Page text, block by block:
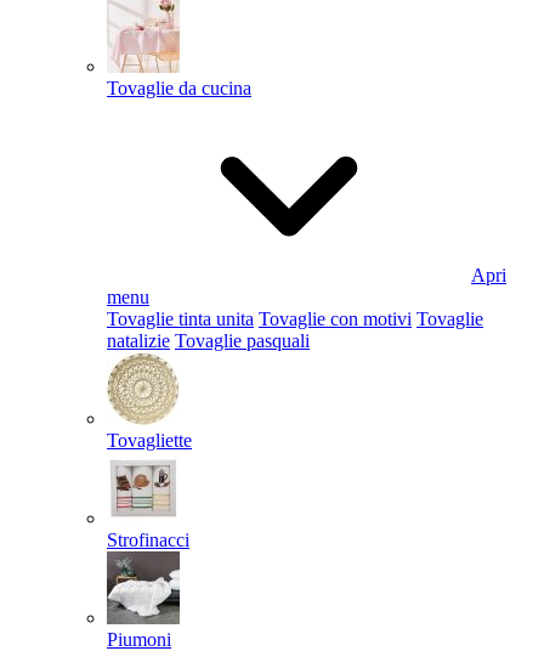
Tovaglie da cucina
Apri
menu
Tovaglie tinta unita Tovaglie con motivi Tovaglie
natalizie Tovaglie pasquali
Tovagliette
Strofinacci
Piumoni